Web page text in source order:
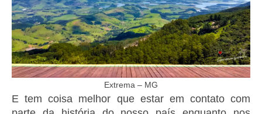
Extrema – MG
E tem coisa melhor que estar em contato com